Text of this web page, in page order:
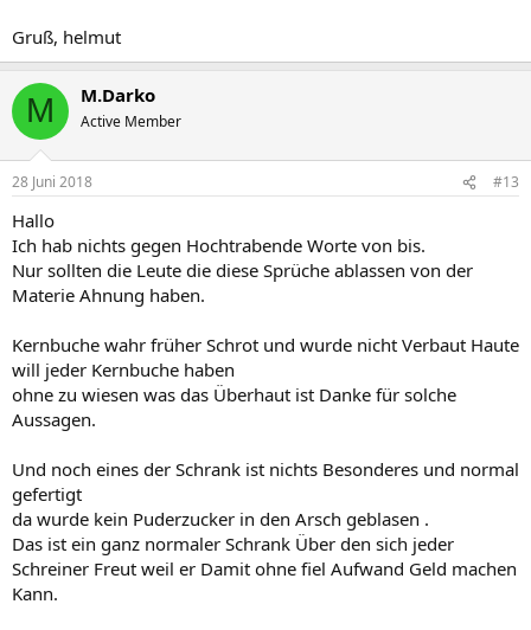
Gruß, helmut
M M.Darko
Active Member
28 Juni 2018 #13
Hallo
Ich hab nichts gegen Hochtrabende Worte von bis.
Nur sollten die Leute die diese Sprüche ablassen von der
Materie Ahnung haben.
Kernbuche wahr früher Schrot und wurde nicht Verbaut Haute
will jeder Kernbuche haben
ohne zu wiesen was das Überhaut ist Danke für solche
Aussagen.
Und noch eines der Schrank ist nichts Besonderes und normal
gefertigt
da wurde kein Puderzucker in den Arsch geblasen .
Das ist ein ganz normaler Schrank Über den sich jeder
Schreiner Freut weil er Damit ohne fiel Aufwand Geld machen
Kann.